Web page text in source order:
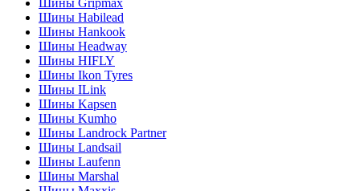
Шины Gripmax
Шины Habilead
Шины Hankook
Шины Headway
Шины HIFLY
Шины Ikon Tyres
Шины ILink
Шины Kapsen
Шины Kumho
Шины Landrock Partner
Шины Landsail
Шины Laufenn
Шины Marshal